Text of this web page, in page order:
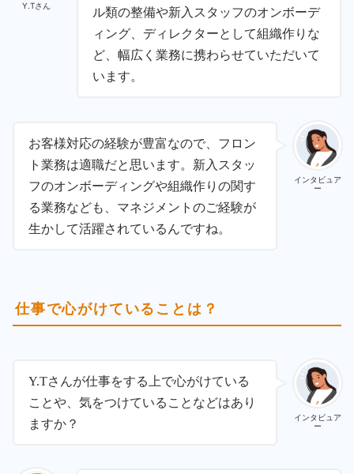
Y.Tさん
ル類の整備や新入スタッフのオンボーデ
ィング、ディレクターとして組織作りな
ど、幅広く業務に携わらせていただいて
います。
インタビュア
ー
お客様対応の経験が豊富なので、フロン
ト業務は適職だと思います。新入スタッ
フのオンボーディングや組織作りの関す
る業務なども、マネジメントのご経験が
生かして活躍されているんですね。
仕事で心がけていることは？
インタビュア
ー
Y.Tさんが仕事をする上で心がけている
ことや、気をつけていることなどはあり
ますか？